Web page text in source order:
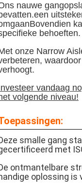
nauwe
behoeften.
onze Narrow
vandaag
volgende niveau!
smalle gang
met
ontmantelbare
oplossing is